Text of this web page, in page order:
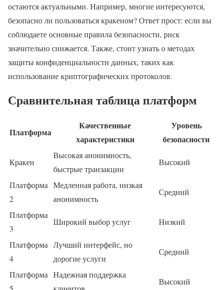
остаются актуальными. Например, многие интересуются,
безопасно ли пользоваться кракеном? Ответ прост: если вы
соблюдаете основные правила безопасности, риск
значительно снижается. Также, стоит узнать о методах
защиты конфиденциальности данных, таких как
использование криптографических протоколов.
Сравнительная таблица платформ
Платформа
Качественные
характеристики
Уровень
безопасности
Кракен
Высокая анонимность,
быстрые транзакции
Высокий
Платформа
2
Медленная работа, низкая
анонимность
Средний
Платформа
3
Широкий выбор услуг Низкий
Платформа
4
Лучший интерфейс, но
дорогие услуги
Средний
Платформа Надежная поддержка
Высокий